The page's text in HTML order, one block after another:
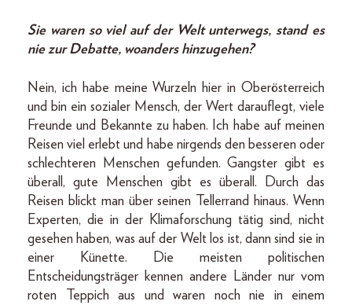
Sie waren so viel auf der Welt unterwegs, stand es
nie zur Debatte, woanders hinzugehen?
Nein, ich habe meine Wurzeln hier in Oberösterreich
und bin ein sozialer Mensch, der Wert darauflegt, viele
Freunde und Bekannte zu haben. Ich habe auf meinen
Reisen viel erlebt und habe nirgends den besseren oder
schlechteren Menschen gefunden. Gangster gibt es
überall, gute Menschen gibt es überall. Durch das
Reisen blickt man über seinen Tellerrand hinaus. Wenn
Experten, die in der Klimaforschung tätig sind, nicht
gesehen haben, was auf der Welt los ist, dann sind sie in
einer Künette. Die meisten politischen
Entscheidungsträger kennen andere Länder nur vom
roten Teppich aus und waren noch nie in einem